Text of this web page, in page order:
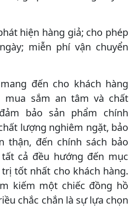
hiện hàng giả; cho phép
miễn phí vận chuyển
đến cho khách hàng
mua sắm an tâm và chất
bảo sản phẩm chính
lượng nghiêm ngặt, bảo
thận, đến chính sách bảo
cả đều hướng đến mục
tốt nhất cho khách hàng.
kiếm một chiếc đồng hồ
chắc chắn là sự lựa chọn